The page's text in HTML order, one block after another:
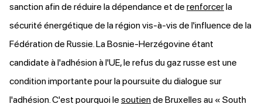
sanction afin de réduire la dépendance et de renforcerla
sécurité énergétique de la région vis-à-vis de l'influence de la
Fédération de Russie. La Bosnie-Herzégovine étant
candidate à l'adhésion à l'UE, le refus du gaz russe est une
condition importante pour la poursuite du dialogue sur
l'adhésion. C'est pourquoi le soutiende Bruxelles au « South